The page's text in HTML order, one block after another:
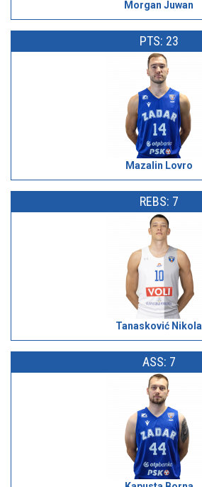
Morgan Juwan
PTS: 23
Mazalin Lovro
REBS: 7
Tanasković Nikola
ASS: 7